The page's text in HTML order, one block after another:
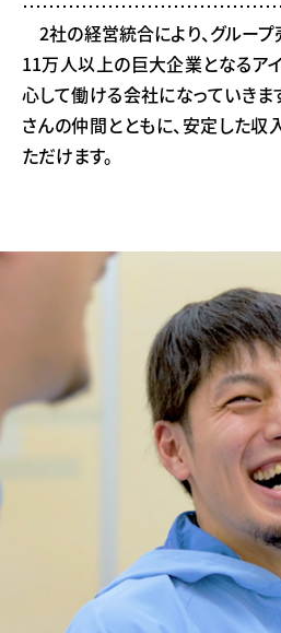
2社の経営統合により、グルー
11万人以上の巨大企業となるアイ
心して働ける会社になっていきま
さんの仲間とともに、安定した収
ただけます。